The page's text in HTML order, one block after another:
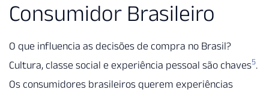
Consumidor Brasileiro
O que influencia as decisões de compra no Brasil?
Cultura, classe social e experiência pessoal são chaves5.
Os consumidores brasileiros querem experiências